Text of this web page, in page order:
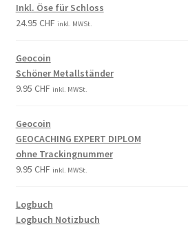
Inkl. Öse für Schloss
24.95 CHF inkl. MWSt.
Geocoin
Schöner Metallständer
9.95 CHF inkl. MWSt.
Geocoin
GEOCACHING EXPERT DIPLOM
ohne Trackingnummer
9.95 CHF inkl. MWSt.
Logbuch
Logbuch Notizbuch